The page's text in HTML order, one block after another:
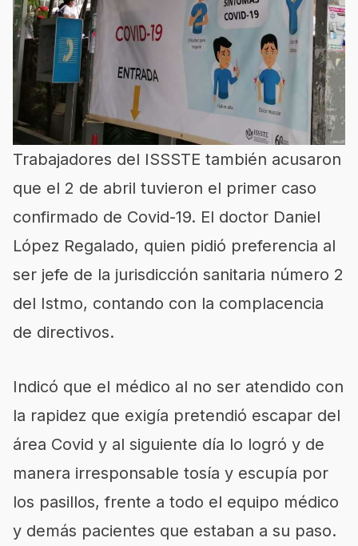
Trabajadores del ISSSTE también acusaron
que el 2 de abril tuvieron el primer caso
confirmado de Covid-19. El doctor Daniel
López Regalado, quien pidió preferencia al
ser jefe de la jurisdicción sanitaria número 2
del Istmo, contando con la complacencia
de directivos.
Indicó que el médico al no ser atendido con
la rapidez que exigía pretendió escapar del
área Covid y al siguiente día lo logró y de
manera irresponsable tosía y escupía por
los pasillos, frente a todo el equipo médico
y demás pacientes que estaban a su paso.